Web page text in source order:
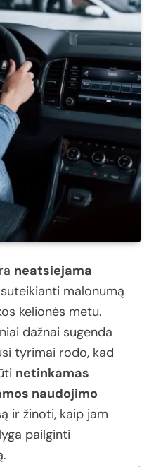
neatsiejama
malonumą
kelionės metu.
dažnai sugenda
tyrimai rodo, kad
netinkamas
naudojimo
ir žinoti, kaip jam
pailginti